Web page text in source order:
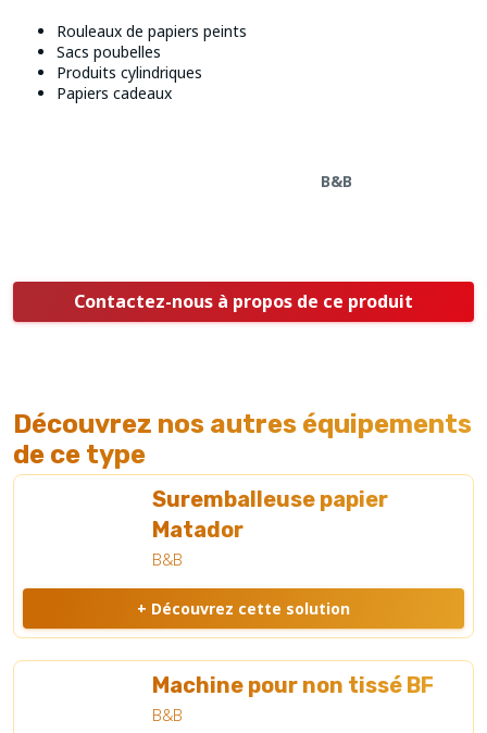
Rouleaux de papiers peints
Sacs poubelles
Produits cylindriques
Papiers cadeaux
B&B
Contactez-nous à propos de ce produit
Découvrez nos autres équipements
de ce type
Suremballeuse papier
Matador
B&B
+ Découvrez cette solution
Machine pour non tissé BF
B&B